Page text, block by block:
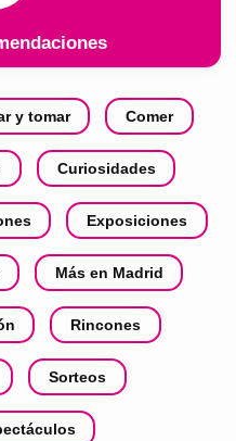
y tomar Comer
Curiosidades
Exposiciones
Más en Madrid
Rincones
Sorteos